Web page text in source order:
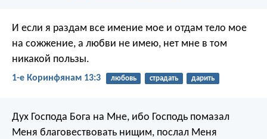
И если я раздам все имение мое и отдам тело мое
на сожжение, а любви не имею, нет мне в том
никакой пользы.
1-е Коринфянам 13:3 любовь страдать дарить
Дух Господа Бога на Мне, ибо Господь помазал
Меня благовествовать нищим, послал Меня